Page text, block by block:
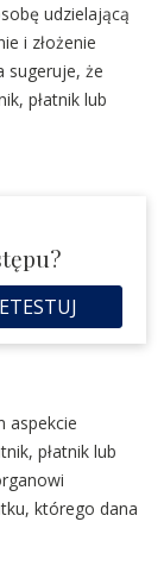
udzielającą
i złożenie
sugeruje, że
płatnik lub
aspekcie
płatnik lub
którego dana